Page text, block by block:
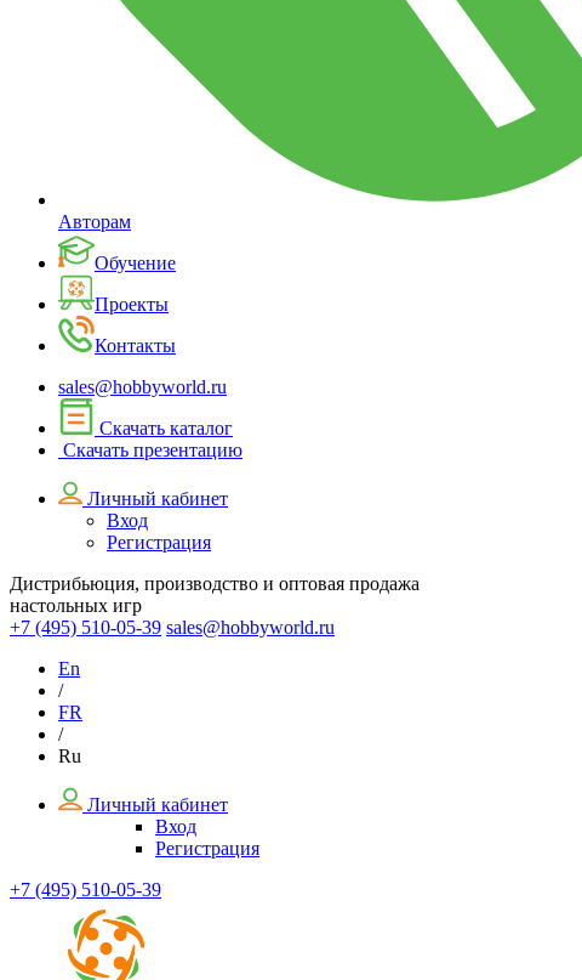
Авторам
Обучение
Проекты
Контакты
sales@hobbyworld.ru
Скачать каталог
Скачать презентацию
Личный кабинет
Вход
Регистрация
Дистрибьюция, производство и оптовая продажа
настольных игр
+7 (495) 510-05-39 sales@hobbyworld.ru
En
/
FR
/
Ru
Личный кабинет
Вход
Регистрация
+7 (495) 510-05-39